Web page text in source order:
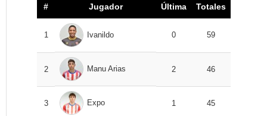
# Jugador Última Totales
1 Ivanildo 0 59
2 Manu Arias 2 46
3 Expo 1 45